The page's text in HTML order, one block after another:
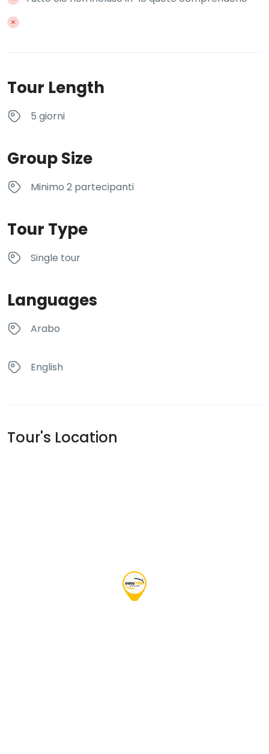
Tour Length
5 giorni
Group Size
Minimo 2 partecipanti
Tour Type
Single tour
Languages
Arabo
English
Tour's Location